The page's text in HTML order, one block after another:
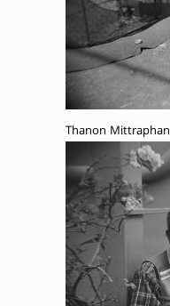
Thanon Mittraphan